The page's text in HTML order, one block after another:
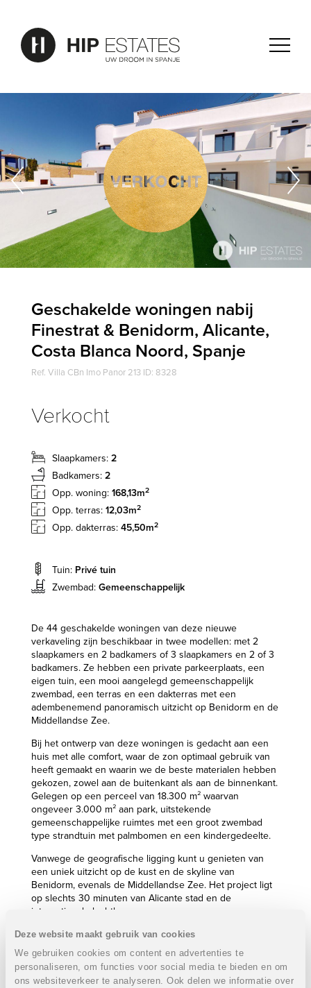
Deze website maakt gebruik van cookies
We gebruiken cookies om content en advertenties te
personaliseren, om functies voor social media te bieden en om
ons websiteverkeer te analyseren. Ook delen we informatie over
Geschakelde woningen nabij
Finestrat & Benidorm, Alicante,
Costa Blanca Noord, Spanje
Ref. Villa CBn Imo Panor 213 ID: 8328
Verkocht
Slaapkamers: 2
Badkamers: 2
Opp. woning: 168,13m2
Opp. terras: 12,03m2
Opp. dakterras: 45,50m2
Tuin: Privé tuin
Zwembad: Gemeenschappelijk
De 44 geschakelde woningen van deze nieuwe
verkaveling zijn beschikbaar in twee modellen: met 2
slaapkamers en 2 badkamers of 3 slaapkamers en 2 of 3
badkamers. Ze hebben een private parkeerplaats, een
eigen tuin, een mooi aangelegd gemeenschappelijk
zwembad, een terras en een dakterras met een
adembenemend panoramisch uitzicht op Benidorm en de
Middellandse Zee.
Bij het ontwerp van deze woningen is gedacht aan een
huis met alle comfort, waar de zon optimaal gebruik van
heeft gemaakt en waarin we de beste materialen hebben
gekozen, zowel aan de buitenkant als aan de binnenkant.
Gelegen op een perceel van 18.300 m² waarvan
ongeveer 3.000 m² aan park, uitstekende
gemeenschappelijke ruimtes met een groot zwembad
type strandtuin met palmbomen en een kindergedeelte.
Vanwege de geografische ligging kunt u genieten van
een uniek uitzicht op de kust en de skyline van
Benidorm, evenals de Middellandse Zee. Het project ligt
op slechts 30 minuten van Alicante stad en de
internationale luchthaven.
grootste aantal zonuren per dag aan de Costa Blanca en
beschikt over een uitzonderlijk microklimaat waardoor u
het hele jaar door van de zon en het strand kunt
genieten.